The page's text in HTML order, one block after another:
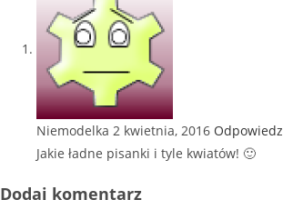
Niemodelka 2 kwietnia, 2016 Odpowiedz
Jakie ładne pisanki i tyle kwiatów! 🙂
Dodaj komentarz